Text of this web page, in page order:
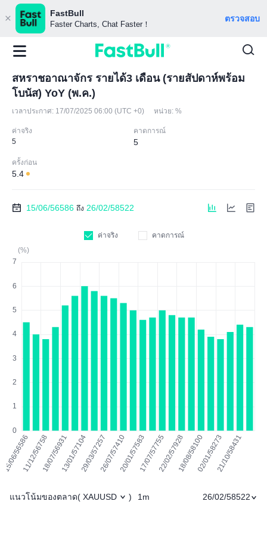
FastBull
Faster Charts, Chat Faster！
ตรวจสอบ
สหราชอาณาจักร รายได้3 เดือน (รายสัปดาห์พร้อม
โบนัส) YoY (พ.ค.)
เวลาประกาศ: 17/07/2025 06:00 (UTC +0) หน่วย: %
ค่าจริง
5
คาดการณ์
5
ครั้งก่อน
5.4
15/06/56586 ถึง 26/02/58522
ค่าจริง
คาดการณ์
(%)
แนวโน้มของตลาด( XAUUSD ) 1m 26/02/58522